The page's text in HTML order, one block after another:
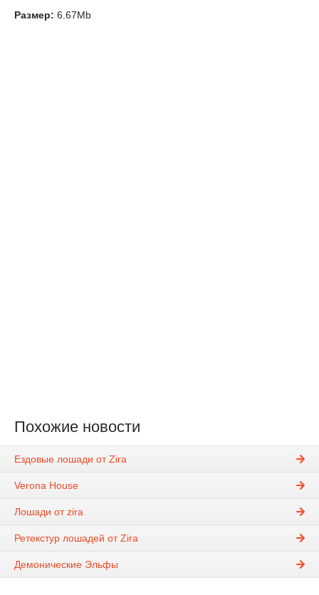
Размер: 6.67Mb
Похожие новости
Ездовые лошади от Zira
Verona House
Лошади от zira
Ретекстур лошадей от Zira
Демонические Эльфы